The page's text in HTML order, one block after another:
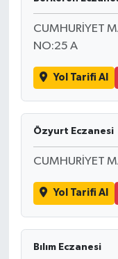
CUMHURİYET
NO:25 A
Yol Tarifi Al
Özyurt Eczanesi
CUMHURİYET
Yol Tarifi Al
Bılım Eczanesi